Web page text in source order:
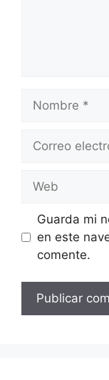
electrónico
Guarda mi
en este
comente.